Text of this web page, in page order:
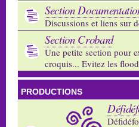
Section
Discussions et liens sur
Section Crobard
Une petite section pour
croquis... Evitez les
PRODUCTIONS